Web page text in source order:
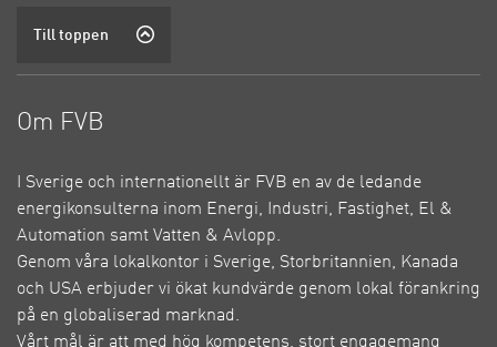
Till toppen
Om FVB
I Sverige och internationellt är FVB en av de ledande
energikonsulterna inom Energi, Industri, Fastighet, El &
Automation samt Vatten & Avlopp.
Genom våra lokalkontor i Sverige, Storbritannien, Kanada
och USA erbjuder vi ökat kundvärde genom lokal förankring
på en globaliserad marknad.
Vårt mål är att med hög kompetens, stort engagemang